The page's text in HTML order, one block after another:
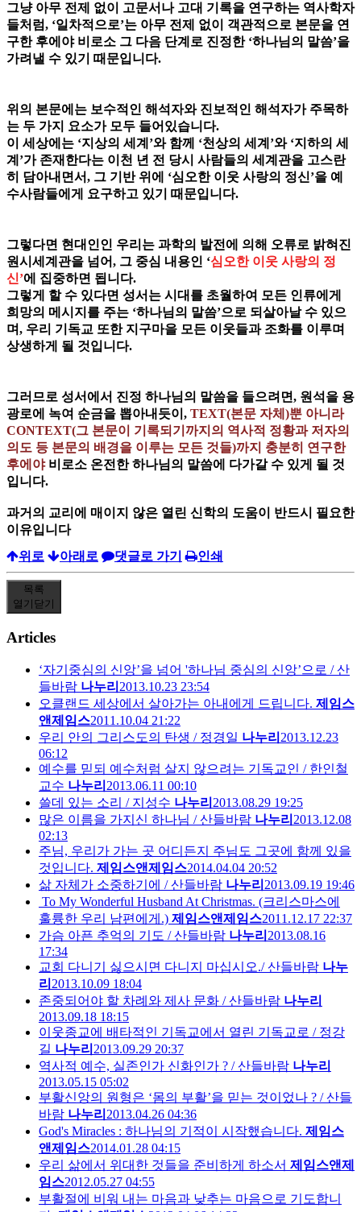
그냥 아무 전제 없이 고문서나 고대 기록을 연구하는 역사학자
들처럼, ‘일차적으로’는 아무 전제 없이 객관적으로 본문을 연
구한 후에야 비로소 그 다음 단계로 진정한 ‘하나님의 말씀’을
가려낼 수 있기 때문입니다.
위의 본문에는 보수적인 해석자와 진보적인 해석자가 주목하
는 두 가지 요소가 모두 들어있습니다.
이 세상에는 ‘지상의 세계’와 함께 ‘천상의 세계’와 ‘지하의 세
계’가 존재한다는 이천 년 전 당시 사람들의 세계관을 고스란
히 담아내면서, 그 기반 위에 ‘심오한 이웃 사랑의 정신’을 예
수사람들에게 요구하고 있기 때문입니다.
그렇다면 현대인인 우리는 과학의 발전에 의해 오류로 밝혀진
원시세계관을 넘어, 그 중심 내용인 ‘심오한 이웃 사랑의 정
신’에 집중하면 됩니다.
그렇게 할 수 있다면 성서는 시대를 초월하여 모든 인류에게
희망의 메시지를 주는 ‘하나님의 말씀’으로 되살아날 수 있으
며, 우리 기독교 또한 지구마을 모든 이웃들과 조화를 이루며
상생하게 될 것입니다.
그러므로 성서에서 진정 하나님의 말씀을 들으려면, 원석을 용
광로에 녹여 순금을 뽑아내듯이, TEXT(본문 자체)뿐 아니라
CONTEXT(그 본문이 기록되기까지의 역사적 정황과 저자의
의도 등 본문의 배경을 이루는 모든 것들)까지 충분히 연구한
후에야 비로소 온전한 하나님의 말씀에 다가갈 수 있게 될 것
입니다.
과거의 교리에 매이지 않은 열린 신학의 도움이 반드시 필요한
이유입니다
위로
아래로 댓글로 가기 인쇄
목록
열기 닫기
Articles
‘자기중심의 신앙’을 넘어 '하나님 중심의 신앙’으로 / 산
들바람 나누리 2013.10.23 23:54
오클랜드 세상에서 살아가는 아내에게 드립니다. 제임스
앤제임스2011.10.04 21:22
우리 안의 그리스도의 탄생 / 정경일 나누리 2013.12.23
06:12
예수를 믿되 예수처럼 살지 않으려는 기독교인 / 한인철
교수 나누리 2013.06.11 00:10
쓸데 있는 소리 / 지성수 나누리 2013.08.29 19:25
많은 이름을 가지신 하나님 / 산들바람 나누리 2013.12.08
02:13
주님, 우리가 가는 곳 어디든지 주님도 그곳에 함께 있을
것입니다. 제임스앤제임스2014.04.04 20:52
삶 자체가 소중하기에 / 산들바람 나누리 2013.09.19 19:46
To My Wonderful Husband At Christmas. (크리스마스에
훌륭한 우리 남편에게.) 제임스앤제임스2011.12.17 22:37
가슴 아픈 추억의 기도 / 산들바람 나누리 2013.08.16
17:34
교회 다니기 싫으시면 다니지 마십시오./ 산들바람 나누
리 2013.10.09 18:04
존중되어야 할 차례와 제사 문화 / 산들바람 나누리
2013.09.18 18:15
이웃종교에 배타적인 기독교에서 열린 기독교로 / 정강
길 나누리 2013.09.29 20:37
역사적 예수, 실존인가 신화인가 ? / 산들바람 나누리
2013.05.15 05:02
부활신앙의 원형은 ‘몸의 부활’을 믿는 것이었나 ? / 산들
바람 나누리 2013.04.26 04:36
God's Miracles : 하나님의 기적이 시작했습니다. 제임스
앤제임스2014.01.28 04:15
우리 삶에서 위대한 것들을 준비하게 하소서 제임스앤제
임스2012.05.27 04:55
부활절에 비워 내는 마음과 낮추는 마음으로 기도합니